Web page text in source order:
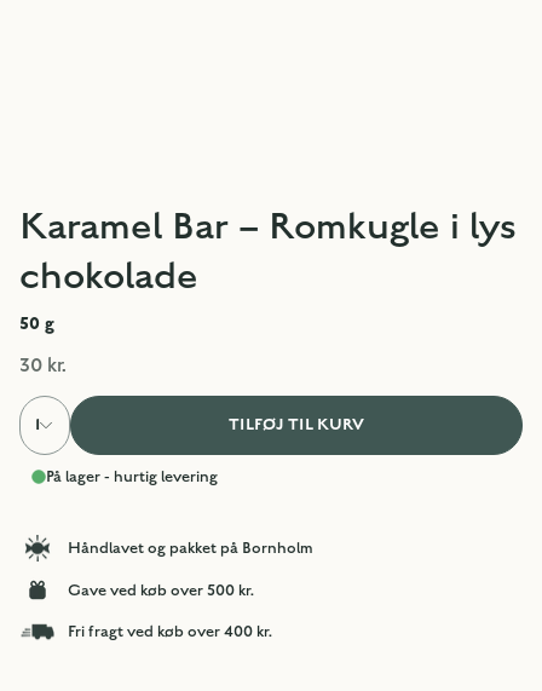
Karamel Bar – Romkugle i lys
chokolade
50 g
30 kr.
1 TILFØJ TIL KURV
På lager - hurtig levering
Håndlavet og pakket på Bornholm
Gave ved køb over 500 kr.
Fri fragt ved køb over 400 kr.